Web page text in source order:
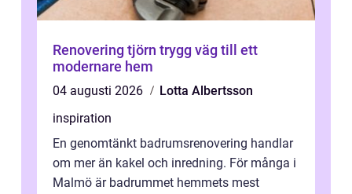
Renovering tjörn trygg väg till ett
modernare hem
04 augusti 2026
Lotta Albertsson
inspiration
En genomtänkt badrumsrenovering handlar
om mer än kakel och inredning. För många i
Malmö är badrummet hemmets mest